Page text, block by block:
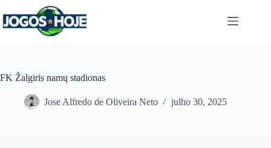
para
o
FK Žalgiris namų stadionas
Jose Alfredo de Oliveira Neto julho 30, 2025